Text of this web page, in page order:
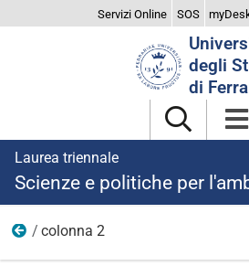
Servizi Online SOS
degli
di
Laurea triennale
Scienze e politiche per
laurearsi
colonna 2